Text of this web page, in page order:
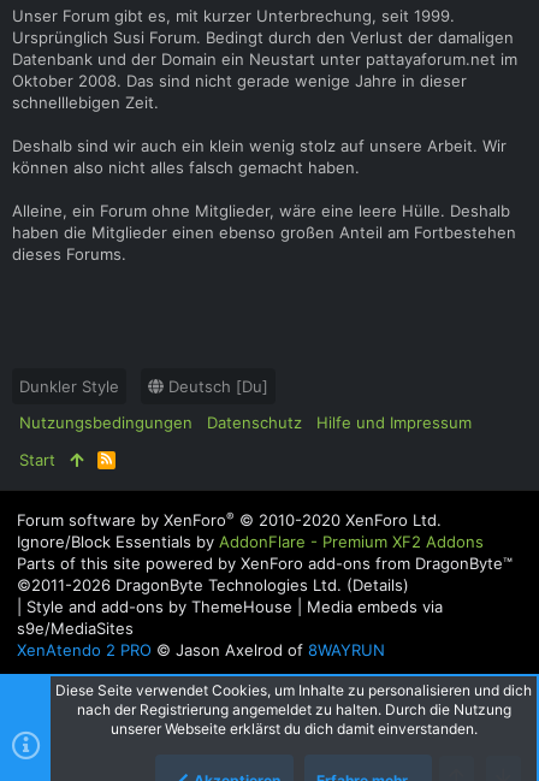
Unser Forum gibt es, mit kurzer Unterbrechung, seit 1999.
Ursprünglich Susi Forum. Bedingt durch den Verlust der damaligen
Datenbank und der Domain ein Neustart unter pattayaforum.net im
Oktober 2008. Das sind nicht gerade wenige Jahre in dieser
schnelllebigen Zeit.
Deshalb sind wir auch ein klein wenig stolz auf unsere Arbeit. Wir
können also nicht alles falsch gemacht haben.
Alleine, ein Forum ohne Mitglieder, wäre eine leere Hülle. Deshalb
haben die Mitglieder einen ebenso großen Anteil am Fortbestehen
dieses Forums.
Dunkler Style
Deutsch [Du]
Nutzungsbedingungen
Datenschutz
Hilfe und Impressum
Start
R
S
Forum software by XenForo® © 2010-2020 XenForo Ltd.
Ignore/Block Essentials by AddonFlare - Premium XF2 Addons
Parts of this site powered by XenForo add-ons from DragonByte™
©2011-2026 DragonByte Technologies Ltd. (Details)
Style and add-ons by ThemeHouse
Media embeds via
s9e/MediaSites
XenAtendo 2 PRO © Jason Axelrod of 8WAYRUN
Diese Seite verwendet Cookies, um Inhalte zu personalisieren und dich
nach der Registrierung angemeldet zu halten. Durch die Nutzung
unserer Webseite erklärst du dich damit einverstanden.